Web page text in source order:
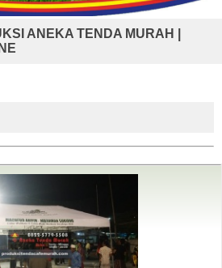
ANEKA TENDA MURAH |